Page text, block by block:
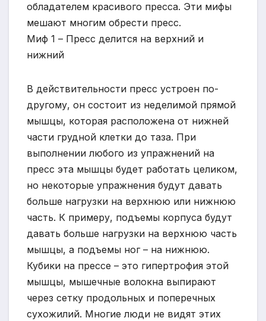
обладателем красивого пресса. Эти мифы
мешают многим обрести пресс.
Миф 1 – Пресс делится на верхний и
нижний
В действительности пресс устроен по-
другому, он состоит из неделимой прямой
мышцы, которая расположена от нижней
части грудной клетки до таза. При
выполнении любого из упражнений на
пресс эта мышцы будет работать целиком,
но некоторые упражнения будут давать
больше нагрузки на верхнюю или нижнюю
часть. К примеру, подъемы корпуса будут
давать больше нагрузки на верхнюю часть
мышцы, а подъемы ног – на нижнюю.
Кубики на прессе – это гипертрофия этой
мышцы, мышечные волокна выпирают
через сетку продольных и поперечных
сухожилий. Многие люди не видят этих